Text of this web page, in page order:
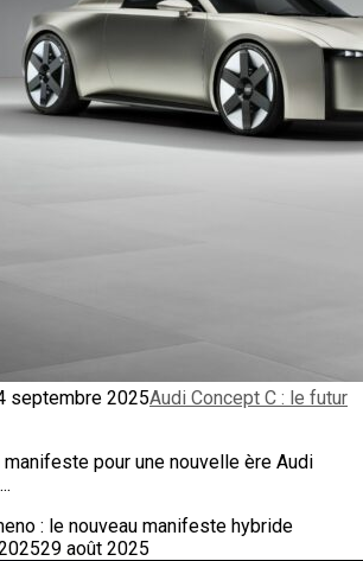
septembre 2025Audi Concept C : le futur
manifeste pour une nouvelle ère Audi
: le nouveau manifeste hybride
29 août 2025